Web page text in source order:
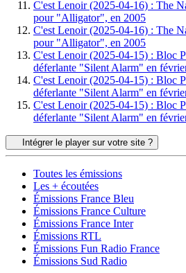
C'est Lenoir (2025-04-16) : The
pour "Alligator", en 2005
C'est Lenoir (2025-04-16) : The
pour "Alligator", en 2005
C'est Lenoir (2025-04-15) : Bloc
déferlante "Silent Alarm" en
C'est Lenoir (2025-04-15) : Bloc
déferlante "Silent Alarm" en
C'est Lenoir (2025-04-15) : Bloc
déferlante "Silent Alarm" en
Intégrer le player sur votre site ?
Toutes les émissions
Les + écoutées
Émissions France Bleu
Émissions France Culture
Émissions France Inter
Émissions RTL
Émissions Fun Radio France
Émissions Sud Radio